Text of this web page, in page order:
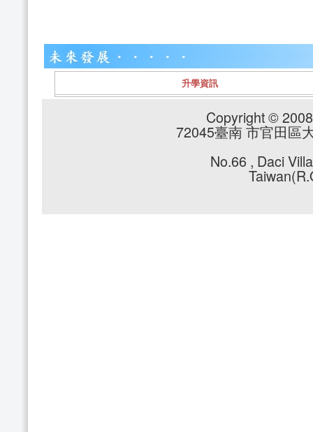
升學資訊
Copyright ©
72045臺南 市官田區
No.66 , Daci